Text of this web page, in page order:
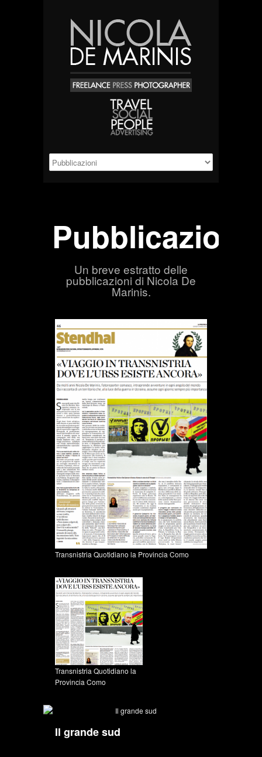
Pubblicazioni
Un breve estratto delle
pubblicazioni di Nicola De
Marinis.
Transnistria Quotidiano la Provincia Como
Transnistria Quotidiano la
Provincia Como
Il grande sud